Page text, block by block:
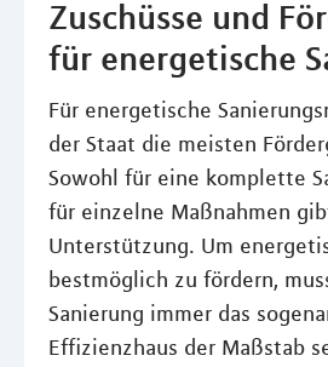
Zuschüsse und
für energetische
Für energetische
der Staat die meisten
Sowohl für eine komplette
für einzelne Maßnahmen
Unterstützung. Um
bestmöglich zu fördern,
Sanierung immer das
Effizienzhaus der Maßstab